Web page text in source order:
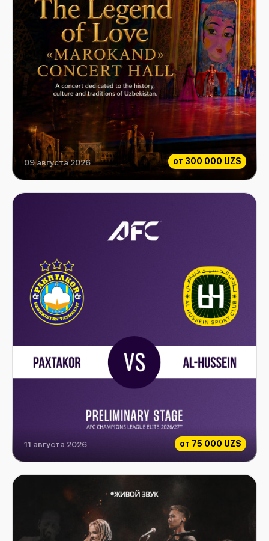
от 300 000 UZS
Легенда о любви
09 августа 2026
от 75 000 UZS
Paxtakor vs Al-Hussein
11 августа 2026